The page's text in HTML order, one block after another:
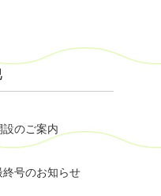
のご案内
号のお知らせ